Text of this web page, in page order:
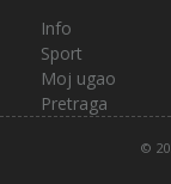
Info
Sport
Moj ugao
Pretraga
©